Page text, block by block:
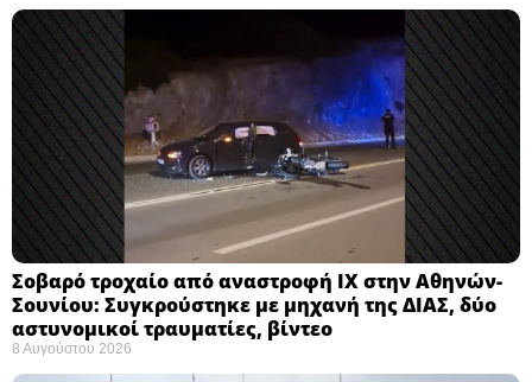
Σοβαρό τροχαίο από αναστροφή ΙΧ στην Αθηνών-
Σουνίου: Συγκρούστηκε με μηχανή της ΔΙΑΣ, δύο
αστυνομικοί τραυματίες, βίντεο
8 Αυγούστου 2026